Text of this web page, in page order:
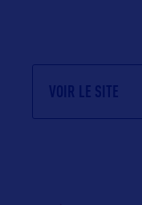
VOIR LE SITE